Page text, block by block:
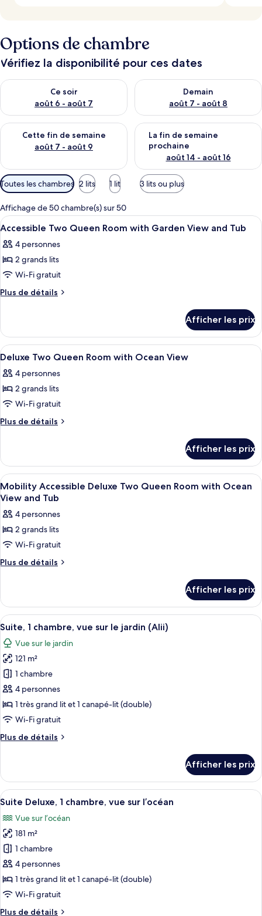
Options de chambre
Vérifiez la disponibilité pour ces dates
Ce soir
août 6 - août 7
Vérifier la disponibilité pour ce soir août 6 - août 7
Demain
août 7 - août 8
Vérifier la disponibilité pour
Cette fin de semaine
août 7 - août 9
Vérifier la disponibilité pour cette fin de semaine août 7 -
La fin de semaine
prochaine
août 14 - août 16
Vérifier la disponibilité pour
Filtres
disponibles
pour
les
chambres
Toutes les chambres 2 lits 1 lit 3 lits ou plus
Affichage de 50 chambre(s) sur 50
Afficher
toutes
les
photos
pour
ce
chambre :
Accessible
Two
Queen
Room
with
Garden
View
Literie de qualité, coffre-fort,
4
Accessible Two Queen Room with Garden View and Tub
4 personnes
2 grands lits
Wi-Fi gratuit
Plus de détails
Plus
Accessible
Two
Queen
with
Garden
and
Tub
Afficher les prix
Afficher
toutes
les
photos
pour
ce
chambre :
Deluxe
Two
Queen
Room
with
Ocean
View
Une chambre d’hôtel équipée d’un
8
Deluxe Two Queen Room with Ocean View
4 personnes
2 grands lits
Wi-Fi gratuit
Plus de détails
Plus
Deluxe
Two
Queen
Room
Ocean
View
Afficher les prix
Afficher
toutes
photos
pour
ce
type
Mobility
Accessible
Deluxe
Two
Queen
Room
with
Ocean
View
and
Tub
Literie de qualité, coffre-fort,
3
Mobility Accessible Deluxe Two Queen Room with Ocean
View and Tub
4 personnes
2 grands lits
Wi-Fi gratuit
Plus de détails
Plus
Mobility
Accessible
Deluxe
Queen
Room
with
Ocean
View
and
Tub
Afficher les prix
Afficher
toutes
les
photos
pour
ce
type
de
chambre :
Suite,
vue
sur
le
jardin
(Alii)
Un vaste salon avec balcon, un
7
Suite, 1 chambre, vue sur le jardin (Alii)
Vue sur le jardin
121 m²
1 chambre
4 personnes
1 très grand lit et 1 canapé-lit (double)
Wi-Fi gratuit
Plus de détails
Plus
Suite,
chambre,
sur
le
jardin
(Alii)
Afficher les prix
Afficher
toutes
les
photos
pour
ce
type
de
chambre :
Une salle de bain moderne dotée
3
Suite Deluxe, 1 chambre, vue sur l’océan
Vue sur l’océan
181 m²
1 chambre
4 personnes
1 très grand lit et 1 canapé-lit (double)
Wi-Fi gratuit
Plus de détails
Plus